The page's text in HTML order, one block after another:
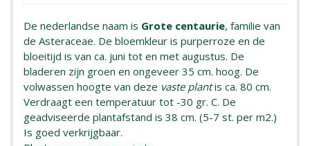
De nederlandse naam is Grote centaurie, familie van
de Asteraceae. De bloemkleur is purperroze en de
bloeitijd is van ca. juni tot en met augustus. De
bladeren zijn groen en ongeveer 35 cm. hoog. De
volwassen hoogte van deze vaste plantis ca. 80 cm.
Verdraagt een temperatuur tot -30 gr. C. De
geadviseerde plantafstand is 38 cm. (5-7 st. per m2.)
Is goed verkrijgbaar.